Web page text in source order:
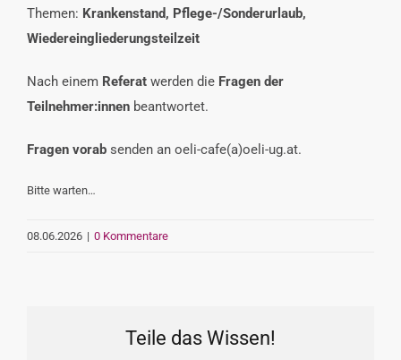
KONTAKT
Themen: Krankenstand, Pflege-/Sonderurlaub,
Wiedereingliederungsteilzeit
Nach einem Referat werden die Fragen der
Teilnehmer:innen beantwortet.
Fragen vorab senden an oeli-cafe(a)oeli-ug.at.
Bitte warten…
08.06.2026 | 0 Kommentare
Teile das Wissen!